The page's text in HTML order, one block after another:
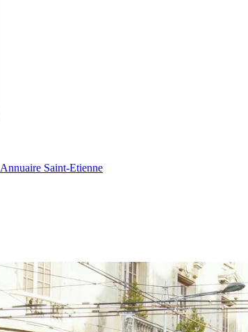
Annuaire Saint-Etienne